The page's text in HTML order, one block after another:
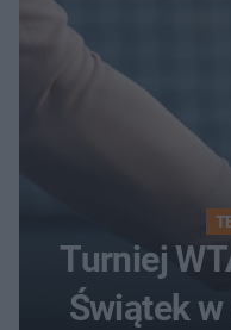
Turniej
Świątek